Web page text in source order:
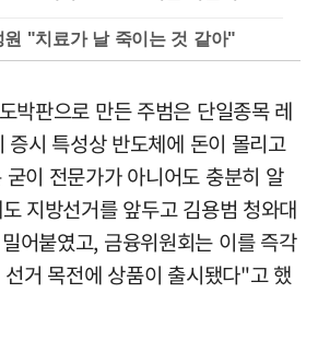
원 "치료가 날 죽이는 것 같아"
박판으로 만든 주범은 단일종목 레
증시 특성상 반도체에 돈이 몰리고
이 전문가가 아니어도 충분히 알
지방선거를 앞두고 김용범 청와대
어붙였고, 금융위원회는 이를 즉각
거 목전에 상품이 출시됐다"고 했